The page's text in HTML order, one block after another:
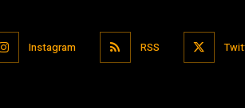
Instagram RSS